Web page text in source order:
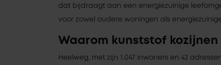
dat bijdraagt aan een energiezuinige
voor zowel oudere woningen als
Waarom kunststof kozijnen
Heelweg, met zijn 1.047 inwoners en 42